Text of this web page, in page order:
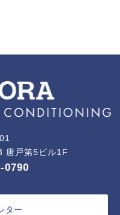
唐戸第5ビル1F
0790
ター